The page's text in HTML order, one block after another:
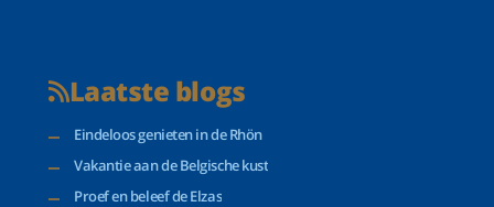
Laatste blogs
Eindeloos genieten in de Rhön
Vakantie aan de Belgische kust
Proef en beleef de Elzas